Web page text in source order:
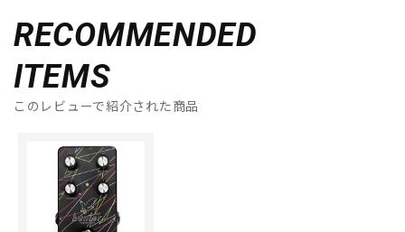
RECOMMENDED
ITEMS
このレビューで紹介された商品